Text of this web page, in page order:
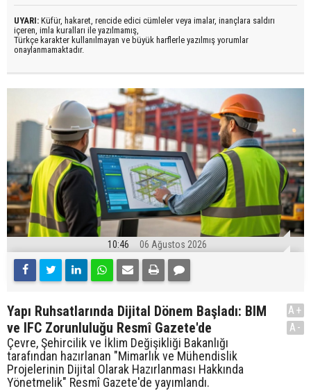
UYARI: Küfür, hakaret, rencide edici cümleler veya imalar, inançlara saldırı
içeren, imla kuralları ile yazılmamış,
Türkçe karakter kullanılmayan ve büyük harflerle yazılmış yorumlar
onaylanmamaktadır.
10:46 06 Ağustos 2026
Yapı Ruhsatlarında Dijital Dönem Başladı: BIM
ve IFC Zorunluluğu Resmî Gazete'de
Çevre, Şehircilik ve İklim Değişikliği Bakanlığı
tarafından hazırlanan "Mimarlık ve Mühendislik
Projelerinin Dijital Olarak Hazırlanması Hakkında
Yönetmelik" Resmî Gazete'de yayımlandı.
A+
A-